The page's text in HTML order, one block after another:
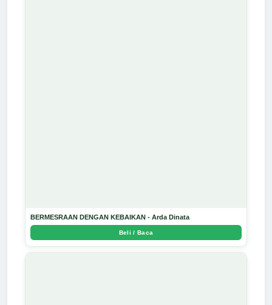
BERMESRAAN DENGAN KEBAIKAN - Arda Dinata
Beli / Baca